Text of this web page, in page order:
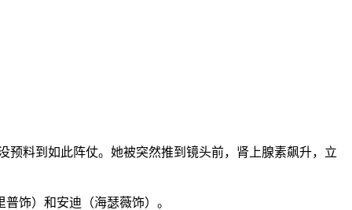
预料到如此阵仗。她被突然推到镜头前，肾上腺素飙升，立
饰）和安迪（海瑟薇饰）。